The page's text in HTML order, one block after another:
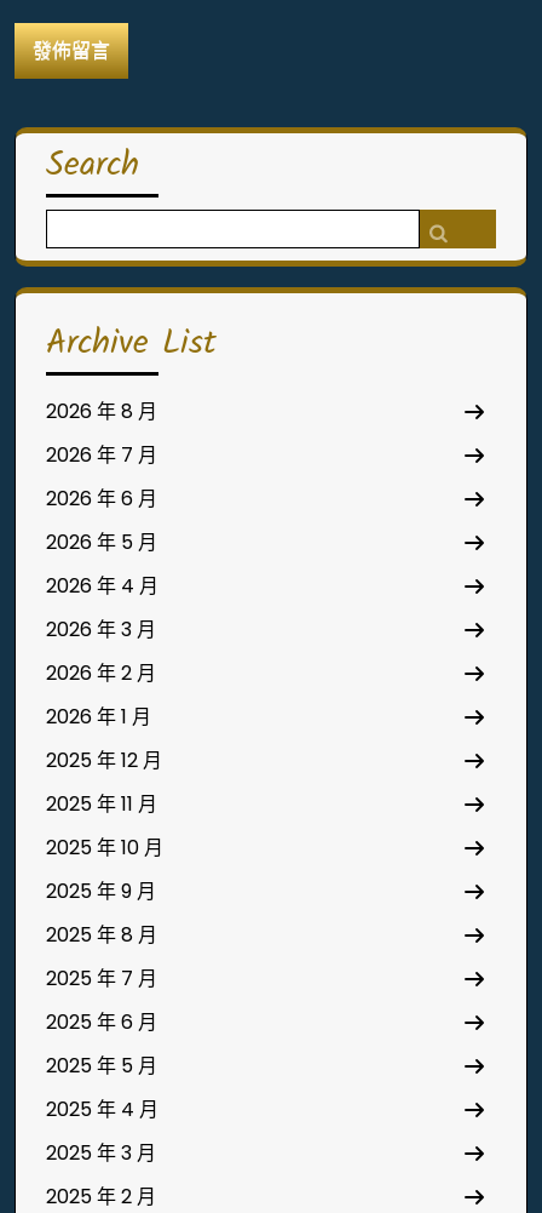
Search
for:
Archive List
2026 年 8 月
2026 年 7 月
2026 年 6 月
2026 年 5 月
2026 年 4 月
2026 年 3 月
2026 年 2 月
2026 年 1 月
2025 年 12 月
2025 年 11 月
2025 年 10 月
2025 年 9 月
2025 年 8 月
2025 年 7 月
2025 年 6 月
2025 年 5 月
2025 年 4 月
2025 年 3 月
2025 年 2 月